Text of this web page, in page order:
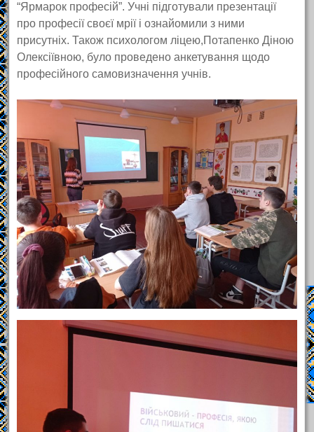
“Ярмарок професій”. Учні підготували презентації
про професії своєї мрії і ознайомили з ними
присутніх. Також психологом ліцею,Потапенко Діною
Олексіївною, було проведено анкетування щодо
професійного самовизначення учнів.